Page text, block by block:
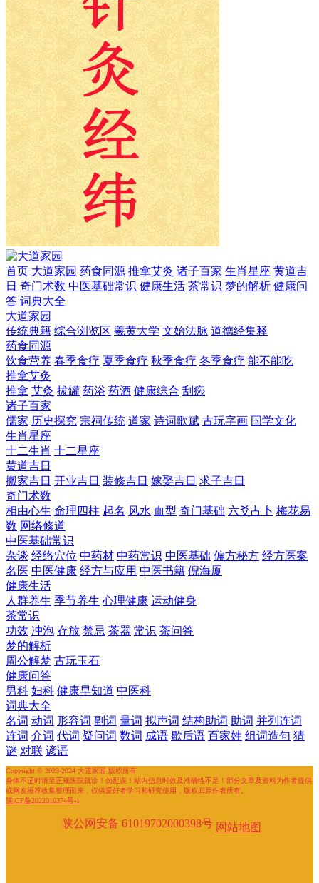
首页 大道家园 药食同源 推拿艾灸 诸子百家 生肖星座 黄道吉
日 奇门术数 中医基础常识 健康生活 茶常识 梦的解析 健康问
答 词典大全
大道家园
传统典籍 综合浏览区 羲黄大学 文始法脉 道德经集释
药食同源
饮食营养 春季食疗 夏季食疗 秋季食疗 冬季食疗 能不能吃
推拿艾灸
推拿 艾灸 拔罐 药浴 药酒 健康综合 刮痧
诸子百家
儒家 历史探究 宗祠传统 道家 诗词歌赋 古玩字画 国学文化
生肖星座
十二生肖 十二星座
黄道吉日
搬家吉日 开业吉日 装修吉日 嫁娶吉日 求子吉日
奇门术数
相由心生 命理四柱 起名 风水 血型 奇门基础 六爻占卜 梅花易
数 网络修道
中医基础常识
杂谈 经络穴位 中药材 中药常识 中医基础 偏方秘方 经方医案
名医 中医健康 经方与应用 中医书籍 倪海厦
健康生活
人群养生 季节养生 心理健康 运动健身
茶常识
功效 冲泡 存放 禁忌 茶器 常识 茶问答
梦的解析
周公解梦 古玩玉石
健康问答
男科 妇科 健康早知道 中医科
词典大全
名词 动词 形容词 副词 量词 拟声词 结构助词 助词 并列连词
连词 介词 代词 疑问词 数词 成语 歇后语 百家姓 组词造句 猜
谜 对联 谚语
Copyright © 2023-2024 大道家园 版权所有
身体不适时请至正规医院就诊！勿延误！站内信息时效及准确性不足！部分文章及资料为作者提供
或网友推荐收集整理而来，仅供爱好者学习和研究使用，版权归原作者所有。
陕ICP备2022010374号-1
陕公网安备 61019702000398号 网站地图